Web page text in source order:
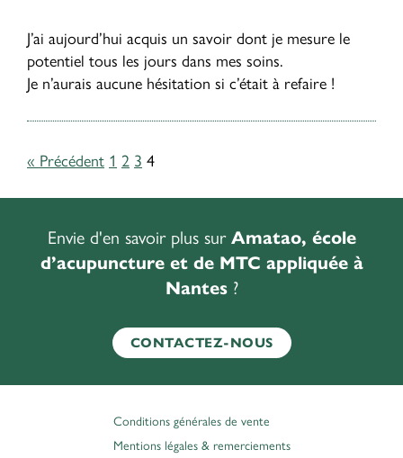
J’ai aujourd’hui acquis un savoir dont je mesure le
potentiel tous les jours dans mes soins.
Je n’aurais aucune hésitation si c’était à refaire !
Pagination
publications
« Précédent 1 2 3 4
Envie d'en savoir plus sur Amatao, école
d’acupuncture et de MTC appliquée à
Nantes?
CONTACTEZ-NOUS
Conditions générales de vente
Mentions légales & remerciements